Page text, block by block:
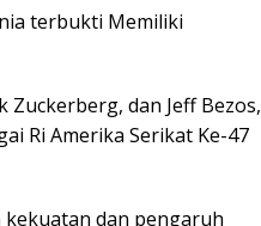
terbukti Memiliki
dan Jeff Bezos,
Ri Amerika Serikat Ke-47
kekuatan dan pengaruh